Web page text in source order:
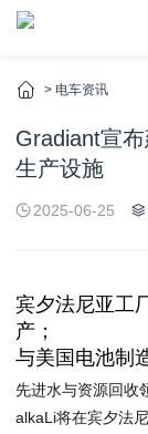
> 电车资讯
Gradiant宣
生产设施
2025-06-25
宾夕法尼亚工
产；
与美国电池制
先进水与资源回收
alkaLi将在宾夕法